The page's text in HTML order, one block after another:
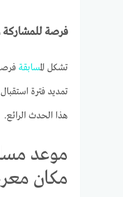
فرصة للمشاركة
تشكل المسابقة
تمديد فترة
هذا الحدث الرائع.
موعد
مكان